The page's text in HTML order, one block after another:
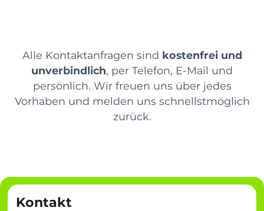
Alle Kontaktanfragen sind kostenfrei und
unverbindlich, per Telefon, E-Mail und
persönlich. Wir freuen uns über jedes
Vorhaben und melden uns schnellstmöglich
zurück.
Kontakt